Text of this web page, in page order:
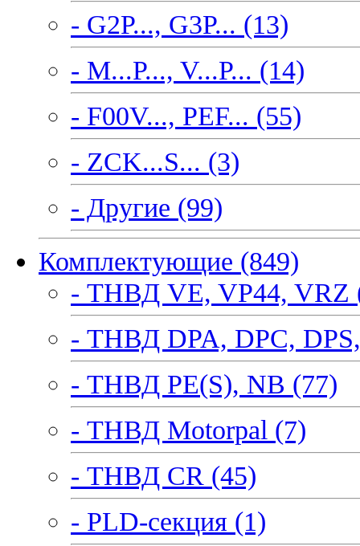
- G2P..., G3P... (13)
- M...P..., V...P... (14)
- F00V..., PEF... (55)
- ZCK...S... (3)
- Другие (99)
Комплектующие (849)
- ТНВД VE, VP44, VRZ
- ТНВД DPA, DPC,
- ТНВД PE(S), NB (77)
- ТНВД Motorpal (7)
- ТНВД CR (45)
- PLD-секция (1)